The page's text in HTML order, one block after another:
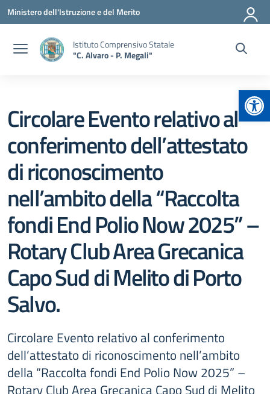
Vai ai contenuti
Vai al menu di navigazione
Vai al footer
Ministero dell'Istruzione e del Merito
Istituto Comprensivo Statale
"C. Alvaro - P. Megali"
Circolare Evento relativo al
conferimento dell’attestato
di riconoscimento
nell’ambito della “Raccolta
fondi End Polio Now 2025” –
Rotary Club Area Grecanica
Capo Sud di Melito di Porto
Salvo.
Circolare Evento relativo al conferimento
dell’attestato di riconoscimento nell’ambito
della “Raccolta fondi End Polio Now 2025” –
Rotary Club Area Grecanica Capo Sud di Melito